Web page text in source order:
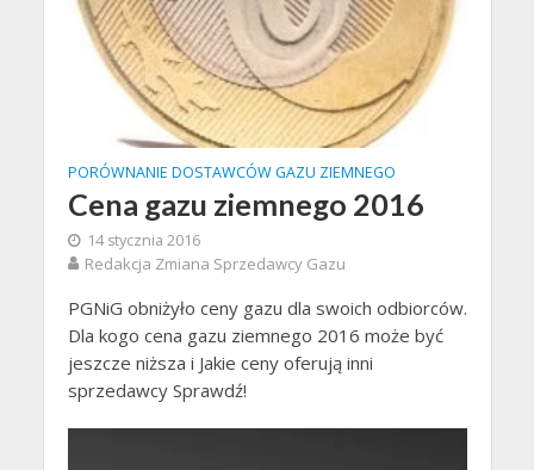
PORÓWNANIE DOSTAWCÓW GAZU ZIEMNEGO
Cena gazu ziemnego 2016
14 stycznia 2016
Redakcja Zmiana Sprzedawcy Gazu
PGNiG obniżyło ceny gazu dla swoich odbiorców.
Dla kogo cena gazu ziemnego 2016 może być
jeszcze niższa i Jakie ceny oferują inni
sprzedawcy Sprawdź!